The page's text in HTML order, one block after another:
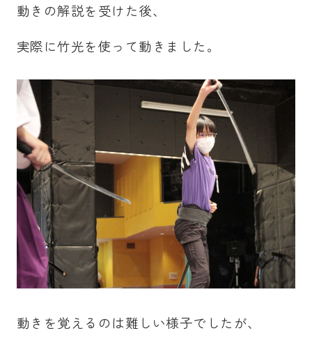
動きの解説を受けた後、
実際に竹光を使って動きました。
動きを覚えるのは難しい様子でしたが、